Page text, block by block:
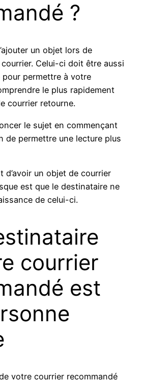
?
un objet lors de
courrier. Celui-ci doit être aussi
permettre à votre
le plus rapidement
courrier retourne.
le sujet en commençant
de permettre une lecture plus
d’avoir un objet de courrier
est que le destinataire ne
de celui-ci.
courrier
est
votre courrier recommandé